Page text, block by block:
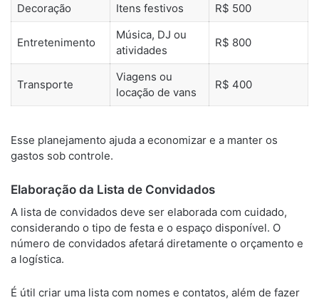
Decoração
Itens festivos R$ 500
Entretenimento
Música, DJ ou
atividades
R$ 800
Transporte
Viagens ou
locação de vans
R$ 400
Esse planejamento ajuda a economizar e a manter os
gastos sob controle.
Elaboração da Lista de Convidados
A lista de convidados deve ser elaborada com cuidado,
considerando o tipo de festa e o espaço disponível. O
número de convidados afetará diretamente o orçamento e
a logística.
É útil criar uma lista com nomes e contatos, além de fazer